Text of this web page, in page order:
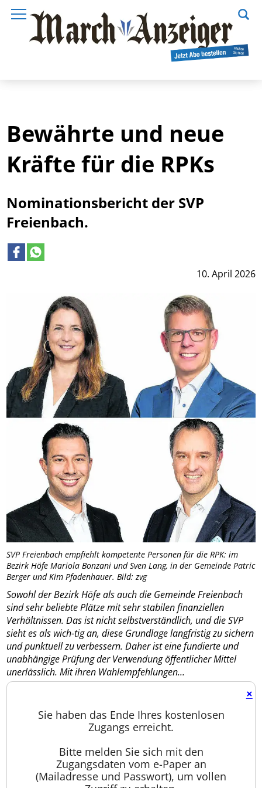
SVP Freienbach empfiehlt kompetente Personen für die RPK: im
Bezirk Höfe Mariola Bonzani und Sven Lang, in der Gemeinde Patric
Berger und Kim Pfadenhauer. Bild: zvg
10. April 2026
Bewährte und neue
Kräfte für die RPKs
Nominationsbericht der SVP
Freienbach.
Sowohl der Bezirk Höfe als auch die Gemeinde Freienbach
sind sehr beliebte Plätze mit sehr stabilen finanziellen
Verhältnissen. Das ist nicht selbstverständlich, und die SVP
sieht es als wich-tig an, diese Grundlage langfristig zu sichern
und punktuell zu verbessern. Daher ist eine fundierte und
unabhängige Prüfung der Verwendung öffentlicher Mittel
unerlässlich. Mit ihren Wahlempfehlungen...
×
Sie haben das Ende Ihres kostenlosen
Zugangs erreicht.
Bitte melden Sie sich mit den
Zugangsdaten vom e-Paper an
(Mailadresse und Passwort), um vollen